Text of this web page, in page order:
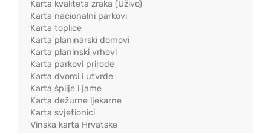
Karta kvaliteta zraka (Uživo)
Karta nacionalni parkovi
Karta toplice
Karta planinarski domovi
Karta planinski vrhovi
Karta parkovi prirode
Karta dvorci i utvrde
Karta špilje i jame
Karta dežurne ljekarne
Karta svjetionici
Vinska karta Hrvatske